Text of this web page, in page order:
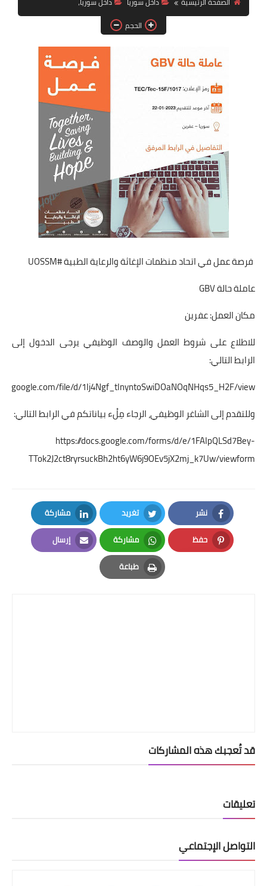
فرص عمل في العراق
فرص عمل في اليمن
فرص عمل في السودان
دورات تدريبية
الحجم
فرصة عمل في اتحاد منظمات الإغاثة والرعاية الطبية #UOSSM
عاملة حالة GBV
مكان العمل: عفرين
للاطلاع على شروط العمل والوصف الوظيفي يرجى الدخول إلى
الرابط التالي:
file/d/1Ij4Ngf_tInyntoSwiDOaNOqNHqs5_H2F/view
وللتقدم إلى الشاغر الوظيفي، الرجاء مِلْء بياناتكم في الرابط التالي:
https://docs.google.com/forms/d/e/1FAIpQLSd7Bey-
TTok2J2ct8ryrsuckBh2ht6yW6j9OEv5jX2mj_k7Uw/viewform
نشر
Facebook
تغريد
Twitter
مشاركة
LinkedIn
حفظ
Pinterest
مشاركة
Whatsapp
إرسال
Email
طباعة
Print
قد تُعجبك هذه المشاركات
تعليقات
التواصل الإجتماعي